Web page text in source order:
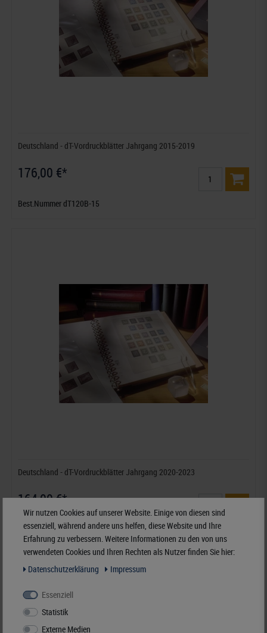
Deutschland - dT-Vordruckblätter Jahrgang 2015-2019
176,00 €*
Best.Nummer dT120B-15
Deutschland - dT-Vordruckblätter Jahrgang 2020-2023
164,00 €*
Best.Nummer dT120B-20
Wir nutzen Cookies auf unserer Website. Einige von diesen sind
essenziell, während andere uns helfen, diese Website und Ihre
Erfahrung zu verbessern. Weitere Informationen zu den von uns
verwendeten Cookies und Ihren Rechten als Nutzer finden Sie hier:
Daten­schutz­erklärung
Impressum
Essenziell
Statistik
Externe Medien